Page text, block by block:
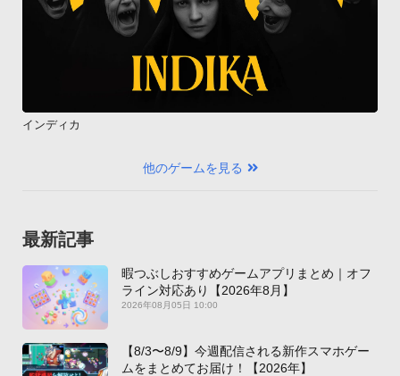
インディカ
他のゲームを見る
最新記事
暇つぶしおすすめゲームアプリまとめ｜オフ
ライン対応あり【2026年8月】
2026年08月05日 10:00
【8/3〜8/9】今週配信される新作スマホゲー
ムをまとめてお届け！【2026年】